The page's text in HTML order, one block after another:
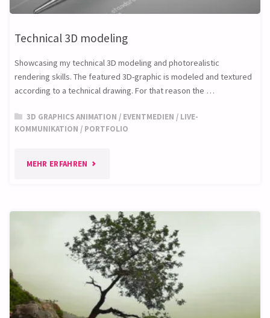
Technical 3D modeling
Showcasing my technical 3D modeling and photorealistic
rendering skills. The featured 3D-graphic is modeled and textured
according to a technical drawing. For that reason the …
3D GRAPHICS ANIMATION / EVENTMEDIEN / LIVE-
KOMMUNIKATION / PORTFOLIO
MEHR ERFAHREN "TECHNICAL
MODELING"